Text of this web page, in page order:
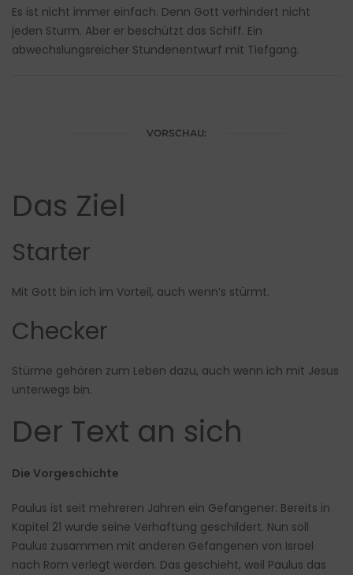
Es ist nicht immer einfach. Denn Gott verhindert nicht
jeden Sturm. Aber er beschützt das Schiff. Ein
abwechslungsreicher Stundenentwurf mit Tiefgang.
VORSCHAU:
Das Ziel
Starter
Mit Gott bin ich im Vorteil, auch wenn’s stürmt.
Checker
Stürme gehören zum Leben dazu, auch wenn ich mit Jesus
unterwegs bin.
Der Text an sich
Die Vorgeschichte
Paulus ist seit mehreren Jahren ein Gefangener. Bereits in
Kapitel 21 wurde seine Verhaftung geschildert. Nun soll
Paulus zusammen mit anderen Gefangenen von Israel
nach Rom verlegt werden. Das geschieht, weil Paulus das